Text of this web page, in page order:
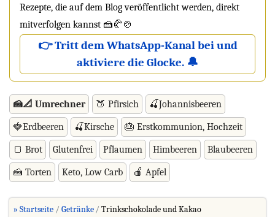
Rezepte, die auf dem Blog veröffentlicht werden, direkt
mitverfolgen kannst 🍰🥐🍲
👉 Tritt dem WhatsApp-Kanal bei und
aktiviere die Glocke. 🔔
🍰📐 Umrechner 🍑 Pfirsich 🍒Johannisbeeren
🍓Erdbeeren 🍒Kirsche 🎂 Erstkommunion, Hochzeit
🍞 Brot Glutenfrei Pflaumen Himbeeren Blaubeeren
🍰 Torten Keto, Low Carb 🍎 Apfel
» Startseite Getränke Trinkschokolade und Kakao